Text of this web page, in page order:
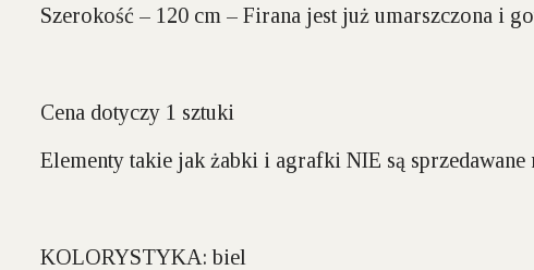
Szerokość – 120 cm – Firana jest już umarszczona i
Cena dotyczy 1 sztuki
Elementy takie jak żabki i agrafki NIE są sprzedawane
KOLORYSTYKA: biel